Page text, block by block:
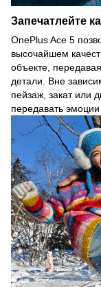
Запечатлейте
OnePlus Ace 5
высочайшем
объекте,
детали. Вне
пейзаж, закат или
передавать